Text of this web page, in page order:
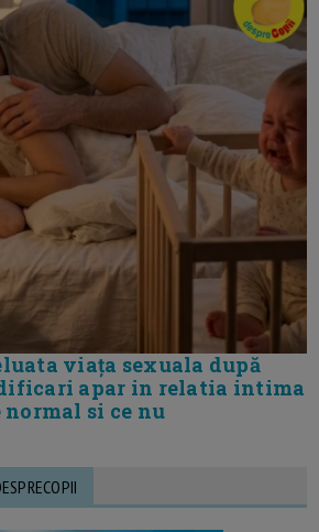
viața sexuala după
apar in relatia intima
si ce nu